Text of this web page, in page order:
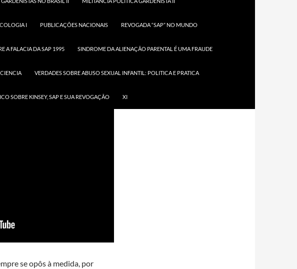
I PUBLICAÇÕES NACIONAIS REVOGADA “SAP” NO MUNDO
A FALACIA DA SAP 1995 SINDROME DA ALIENAÇÃO PARENTAL É UMA FRAUDE
VERDADES SOBRE ABUSO SEXUAL INFANTIL: POLITICA E PRATICA
SOBRE KINSEY, SAP E SUA REVOGAÇÃO XI
PARENTAL” NÃO É
PSICOLOGIA
se opôs à medida, por